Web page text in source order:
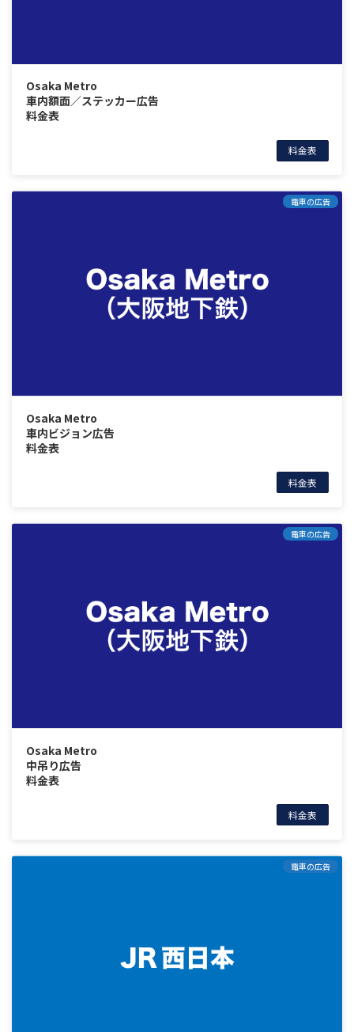
Osaka Metro
車内額面／ステッカー広告
料金表
料金表
電車の広告
Osaka Metro
車内ビジョン広告
料金表
料金表
電車の広告
Osaka Metro
中吊り広告
料金表
料金表
電車の広告